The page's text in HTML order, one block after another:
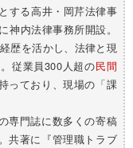
する高井・岡芹法律事
内法律事務所開設。
歴を活かし、法律と現
従業員300人超の民間
っており、現場の「課
専門誌に数多くの寄稿
共著に『管理職トラブ